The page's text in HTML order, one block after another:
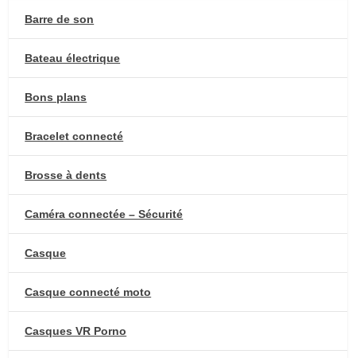
Barre de son
Bateau électrique
Bons plans
Bracelet connecté
Brosse à dents
Caméra connectée – Sécurité
Casque
Casque connecté moto
Casques VR Porno